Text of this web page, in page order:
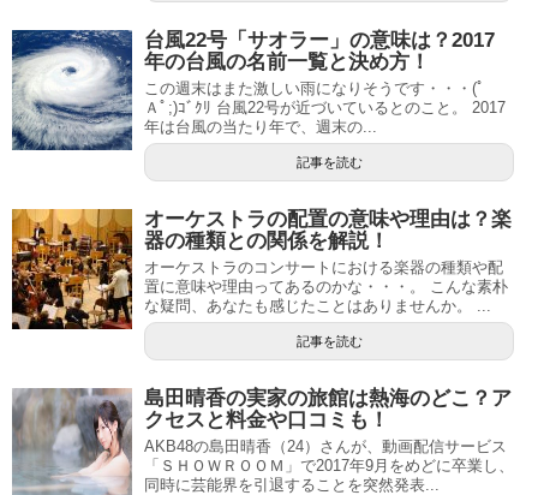
台風22号「サオラー」の意味は？2017
年の台風の名前一覧と決め方！
この週末はまた激しい雨になりそうです・・・(ﾟ
Ａﾟ;)ｺﾞｸﾘ 台風22号が近づいているとのこと。 2017
年は台風の当たり年で、週末の...
記事を読む
オーケストラの配置の意味や理由は？楽
器の種類との関係を解説！
オーケストラのコンサートにおける楽器の種類や配
置に意味や理由ってあるのかな・・・。 こんな素朴
な疑問、あなたも感じたことはありませんか。 ...
記事を読む
島田晴香の実家の旅館は熱海のどこ？ア
クセスと料金や口コミも！
AKB48の島田晴香（24）さんが、動画配信サービス
「ＳＨＯＷＲＯＯＭ」で2017年9月をめどに卒業し、
同時に芸能界を引退することを突然発表...